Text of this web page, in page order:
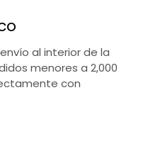
al interior de la
menores a 2,000
con